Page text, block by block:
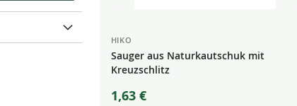
HIKO
Sauger aus Naturkautschuk mit
Kreuzschlitz
1,63 €